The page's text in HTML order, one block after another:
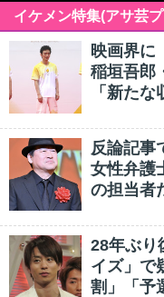
イケメン特集(アサ芸
映画界に
稲垣吾郎
「新たな
反論記事
女性弁護
の担当者
28年ぶり
イズ」で
割」「予